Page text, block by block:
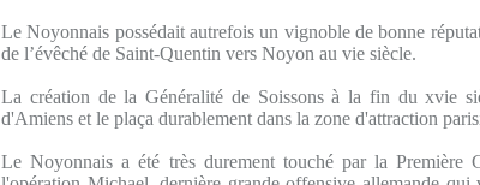
Le Noyonnais possédait autrefois un vignoble de bonne
de l’évêché de Saint-Quentin vers Noyon au vie siècle.
La création de la Généralité de Soissons à la fin du xvie
d'Amiens et le plaça durablement dans la zone d'attraction
Le Noyonnais a été très durement touché par la Première